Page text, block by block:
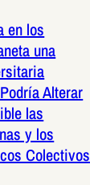
en los
una
Alterar
las
y los
Colectivos